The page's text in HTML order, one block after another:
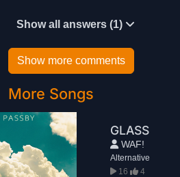
Show all answers (1)
Show more comments
More Songs
GLASS
WAF!
Alternative
16
4